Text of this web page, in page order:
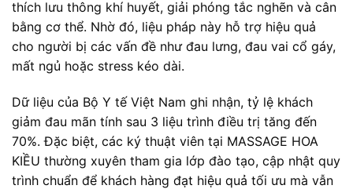
thích lưu thông khí huyết, giải phóng tắc nghẽn và cân
bằng cơ thể. Nhờ đó, liệu pháp này hỗ trợ hiệu quả
cho người bị các vấn đề như đau lưng, đau vai cổ gáy,
mất ngủ hoặc stress kéo dài.
Dữ liệu của Bộ Y tế Việt Nam ghi nhận, tỷ lệ khách
giảm đau mãn tính sau 3 liệu trình điều trị tăng đến
70%. Đặc biệt, các ký thuật viên tại MASSAGE HOA
KIỀU thường xuyên tham gia lớp đào tạo, cập nhật quy
trình chuẩn để khách hàng đạt hiệu quả tối ưu mà vẫn